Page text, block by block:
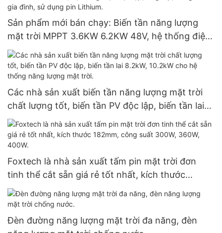
Sản phẩm mới bán chạy: Biến tần năng lượng
mặt trời MPPT 3.6KW 6.2KW 48V, hệ thống điện
độc lập, lai ghép, dùng cho gia đình, sử dụng pin
Lithium.
Các nhà sản xuất biến tần năng lượng mặt trời
chất lượng tốt, biến tần PV độc lập, biến tần lai
8.2kW, 10.2kW cho hệ thống năng lượng mặt
trời.
Foxtech là nhà sản xuất tấm pin mặt trời đơn
tinh thể cắt sẵn giá rẻ tốt nhất, kích thước
182mm, công suất 300W, 360W, 400W.
Đèn đường năng lượng mặt trời đa năng, đèn